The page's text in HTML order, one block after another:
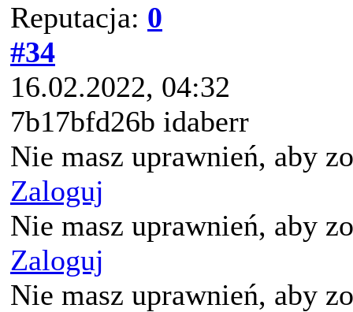
Reputacja: 0
#34
16.02.2022, 04:32
7b17bfd26b idaberr
Nie masz uprawnień, aby
Zaloguj
Nie masz uprawnień, aby
Zaloguj
Nie masz uprawnień, aby